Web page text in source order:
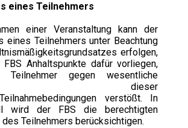
eines Teilnehmers
einer Veranstaltung kann der
eines Teilnehmers unter Beachtung
erfolgen,
Anhaltspunkte dafür vorliegen,
gegen wesentliche
dieser
verstößt. In
wird der FBS die berechtigten
Teilnehmers berücksichtigen.